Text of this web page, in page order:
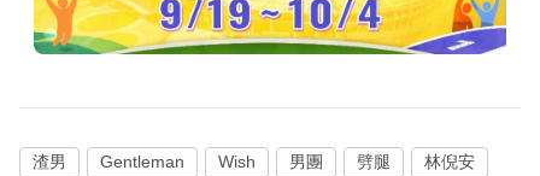
渣男 Gentleman Wish 男團 劈腿 林倪安